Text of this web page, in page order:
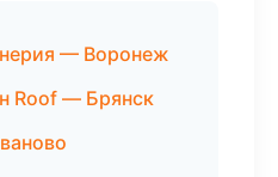
— Воронеж
Roof — Брянск